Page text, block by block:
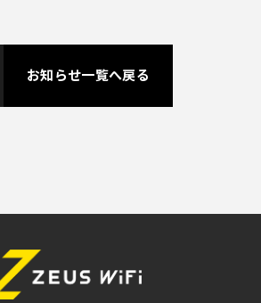
お知らせ一覧へ戻る